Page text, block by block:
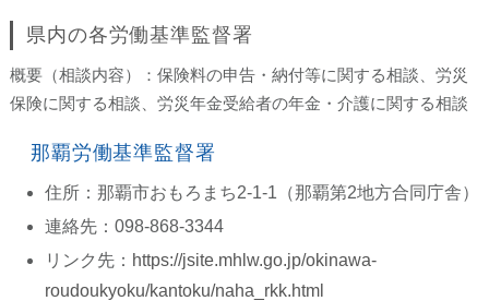
県内の各労働基準監督署
概要（相談内容）：保険料の申告・納付等に関する相談、労災
保険に関する相談、労災年金受給者の年金・介護に関する相談
那覇労働基準監督署
住所：那覇市おもろまち2-1-1（那覇第2地方合同庁舎）
連絡先：098-868-3344
リンク先： https://jsite.mhlw.go.jp/okinawa-
roudoukyoku/kantoku/naha_rkk.html